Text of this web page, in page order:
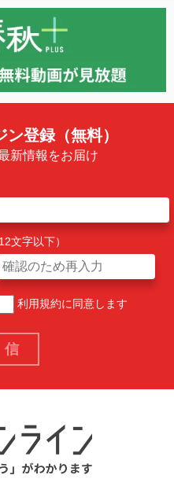
ン登録（無料）
新情報をお届け
文字以下）
利用規約に同意します